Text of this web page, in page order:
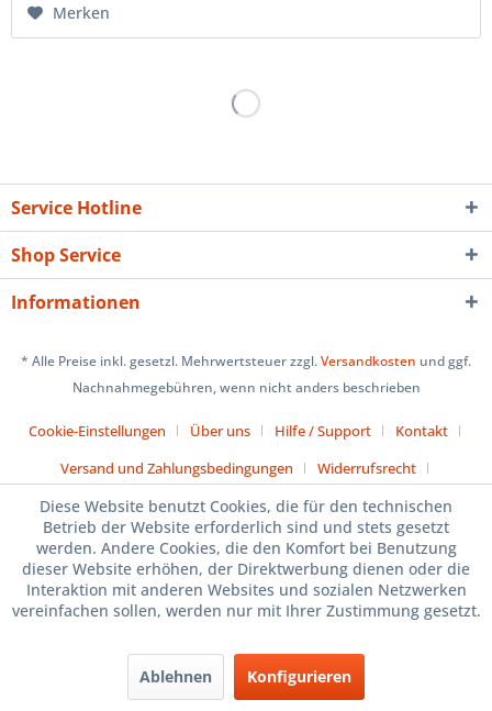
Merken
Service Hotline
Shop Service
Informationen
* Alle Preise inkl. gesetzl. Mehrwertsteuer zzgl.Versandkosten und ggf.
Nachnahmegebühren, wenn nicht anders beschrieben
Cookie-Einstellungen Über uns Hilfe / Support
Kontakt
Versand und Zahlungsbedingungen
Widerrufsrecht
Datenschutz
AGB Impressum
Vertrag widerrufen
Realisiert mit Shopware
Diese Website benutzt Cookies, die für den technischen
Betrieb der Website erforderlich sind und stets gesetzt
werden. Andere Cookies, die den Komfort bei Benutzung
dieser Website erhöhen, der Direktwerbung dienen oder die
Interaktion mit anderen Websites und sozialen Netzwerken
vereinfachen sollen, werden nur mit Ihrer Zustimmung gesetzt.
Ablehnen Konfigurieren